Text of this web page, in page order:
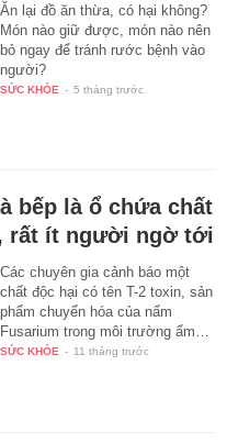
Ăn lại đồ ăn thừa, có hại không?
Món nào giữ được, món nào nên
bỏ ngay để tránh rước bệnh vào
người?
SỨC KHỎE - 5 tháng trước
bếp là ổ chứa chất
rất ít người ngờ tới
Các chuyên gia cảnh báo một
chất độc hại có tên T-2 toxin, sản
phẩm chuyển hóa của nấm
Fusarium trong môi trường ẩm…
SỨC KHỎE - 11 tháng trước